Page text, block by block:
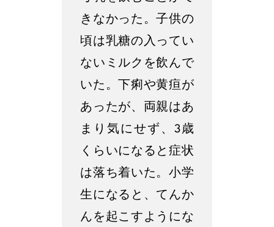
きなかった。子供の
頃は乳糖の入ってい
ないミルクを飲んで
いた。下痢や黄疸が
あったが、両親はあ
まり気にせず、3歳
くらいになると症状
は落ち着いた。小学
生になると、てんか
んを起こすようにな